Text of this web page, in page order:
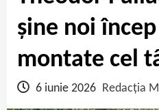
șine noi
montate cel
6 iunie 2026 Redacția